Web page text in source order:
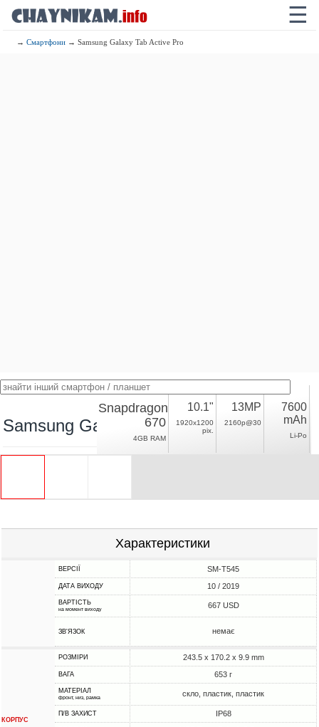
☰
→Смартфони → Samsung Galaxy Tab Active Pro
Samsung Galaxy Tab Active Pro
Snapdragon
670
4GB RAM
10.1"
1920x1200
pix.
13MP
2160p@30
7600
mAh
Li-Po
Характеристики
ВЕРСІЇ SM-T545
ДАТА ВИХОДУ 10 / 2019
ВАРТІСТЬ
на момент виходу 667 USD
ЗВ'ЯЗОК немає
КОРПУС
РОЗМІРИ 243.5 x 170.2 x 9.9 mm
ВАГА 653 г
МАТЕРІАЛ
фронт, низ, рамка скло, пластик, пластик
П/В ЗАХИСТ IP68